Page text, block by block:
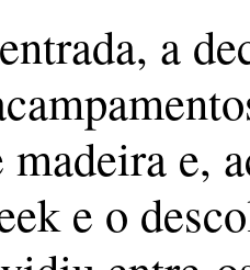
a
madeira e,
e o